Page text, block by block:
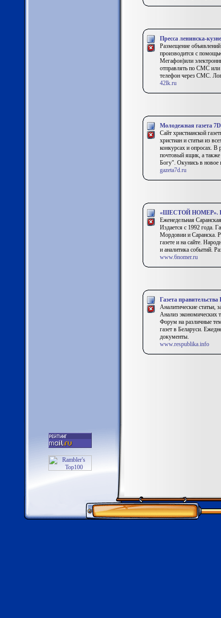
Пресса ленинска-
Размещение
производится с
Мегафон)или
отправлять по СМС
телефон через СМС.
42lk.ru
Молодежная газета
Сайт христианской
христиан и статьи из
конкурсах и опросах. В
почтовый ящик, а также
Богу". Окунись в
gazeta7d.ru
«ШЕСТОЙ НОМЕР».
Еженедельная
Издается с 1992 года.
Мордовии и Саранска.
газете и на сайте.
и аналитика событий.
www.6nomer.ru
Газета
Аналитические статьи,
Анализ экономических
Форум на различные
газет в Беларуси.
документы.
www.respublika.info